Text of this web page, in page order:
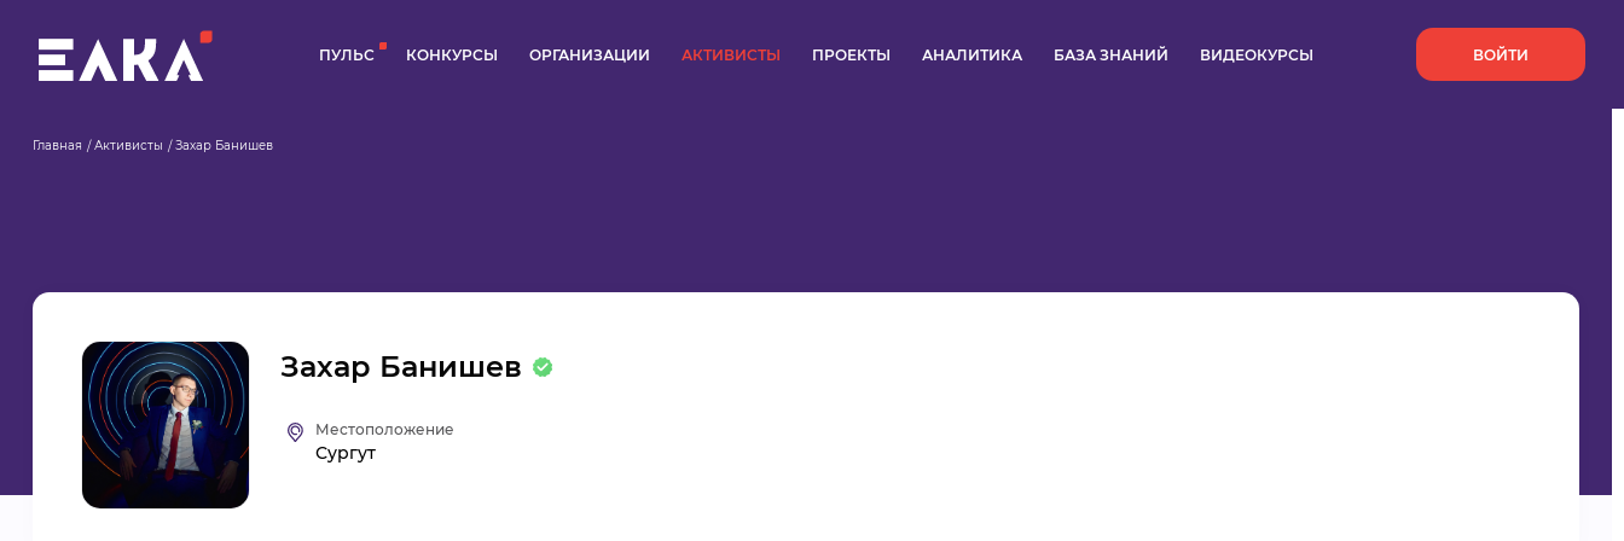
ПУЛЬС КОНКУРСЫ ОРГАНИЗАЦИИ АКТИВИСТЫ ПРОЕКТЫ АНАЛИТИКА БАЗА ЗНАНИЙ ВИДЕОКУРСЫ ВОЙТИ
Главная Активисты Захар Банишев
Захар Банишев
Местоположение
Сургут